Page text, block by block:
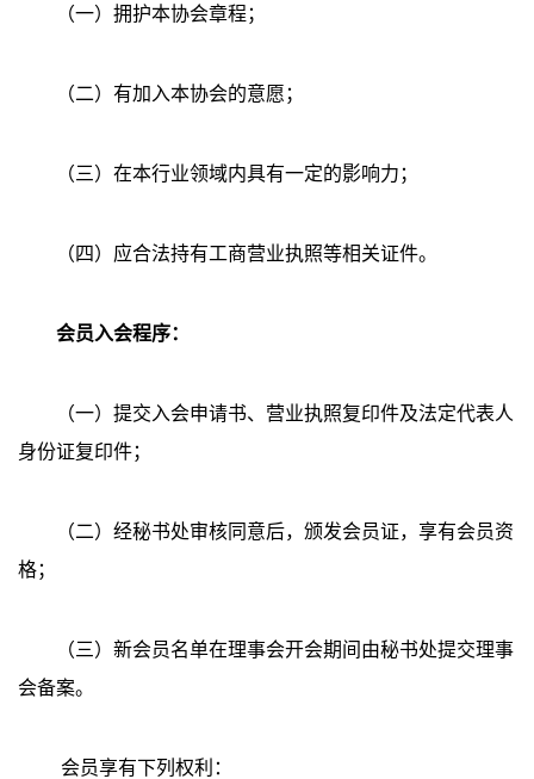
（一）拥护本协会章程；
（二）有加入本协会的意愿；
（三）在本行业领域内具有一定的影响力；
（四）应合法持有工商营业执照等相关证件。
会员入会程序：
（一）提交入会申请书、营业执照复印件及法定代表人
身份证复印件；
（二）经秘书处审核同意后，颁发会员证，享有会员资
格；
（三）新会员名单在理事会开会期间由秘书处提交理事
会备案。
会员享有下列权利：